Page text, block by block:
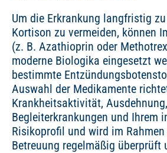
Um die Erkrankung langfristig
Kortison zu vermeiden, können
(z. B. Azathioprin oder
moderne Biologika eingesetzt
bestimmte
Auswahl der Medikamente
Krankheitsaktivität, Ausdehnung,
Begleiterkrankungen und Ihrem
Risikoprofil und wird im
Betreuung regelmäßig überprüft